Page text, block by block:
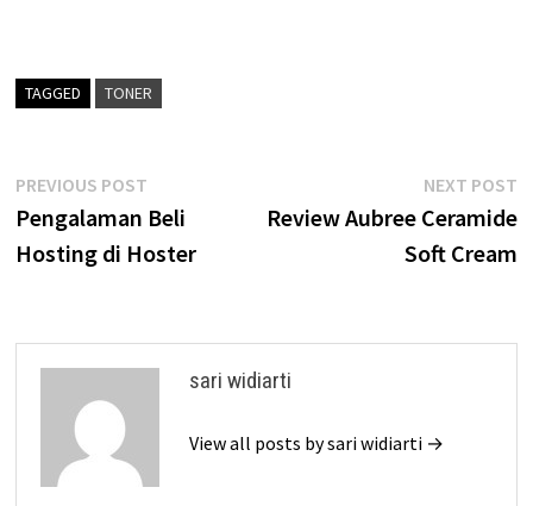
TAGGED TONER
Post
navigation
PREVIOUS POSTPrevious
post:
Pengalaman Beli
Hosting di Hoster
NEXT POST
Review Aubree Ceramide
Soft Cream
sari widiarti
View all posts by sari widiarti →